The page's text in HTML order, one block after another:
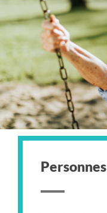
Personnes